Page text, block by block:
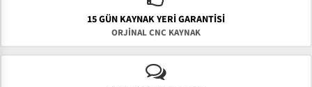
15 GÜN KAYNAK YERI GARANTISI
ORJİNAL CNC KAYNAK